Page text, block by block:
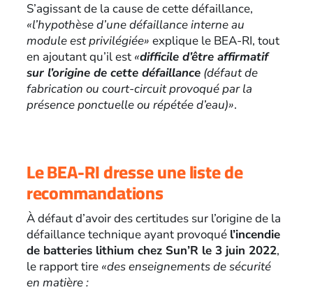
S’agissant de la cause de cette défaillance,
«l’hypothèse d’une défaillance interne au
module est privilégiée» explique le BEA-RI, tout
en ajoutant qu’il est «difficile d’être affirmatif
sur l’origine de cette défaillance(défaut de
fabrication ou court-circuit provoqué par la
présence ponctuelle ou répétée d’eau)».
Le BEA-RI dresse une liste de
recommandations
À défaut d’avoir des certitudes sur l’origine de la
défaillance technique ayant provoqué l’incendie
de batteries lithium chez Sun’R le 3 juin 2022,
le rapport tire «des enseignements de sécurité
en matière :